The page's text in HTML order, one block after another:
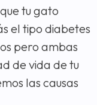
tu gato
el tipo diabetes
pero ambas
de vida de tu
las causas